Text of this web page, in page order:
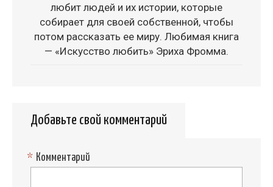
любит людей и их истории, которые
собирает для своей собственной, чтобы
потом рассказать ее миру. Любимая книга
— «Искусство любить» Эриха Фромма.
Добавьте свой комментарий
Комментарий
*